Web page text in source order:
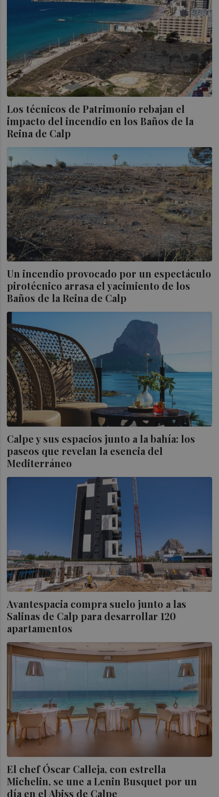
Los técnicos de Patrimonio rebajan el
impacto del incendio en los Baños de la
Reina de Calp
Un incendio provocado por un espectáculo
pirotécnico arrasa el yacimiento de los
Baños de la Reina de Calp
Calpe y sus espacios junto a la bahía: los
paseos que revelan la esencia del
Mediterráneo
Avantespacia compra suelo junto a las
Salinas de Calp para desarrollar 120
apartamentos
El chef Óscar Calleja, con estrella
Michelin, se une a Lenin Busquet por un
día en el Abiss de Calpe